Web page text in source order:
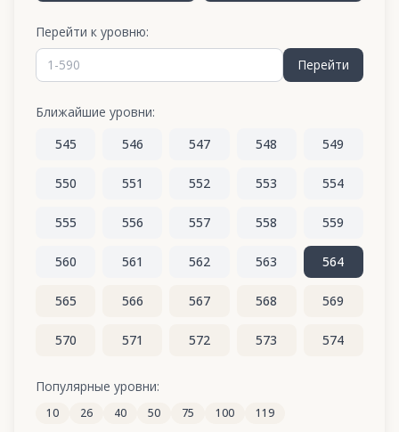
Перейти к уровню:
Перейти
Ближайшие уровни:
545
546 547 548 549
550 551 552 553 554
555 556 557 558 559
560 561 562 563 564
565 566 567 568 569
570 571 572 573 574
580 581 582 583
Популярные уровни:
10 26 40 50 75 100 119